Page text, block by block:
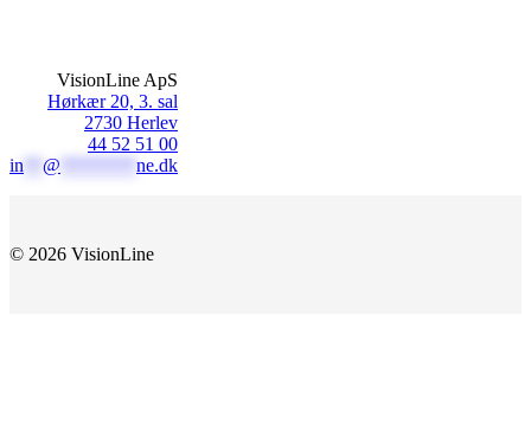
VisionLine ApS
Hørkær 20, 3. sal
2730 Herlev
44 52 51 00
in
@ ne.dk
© 2026 VisionLine